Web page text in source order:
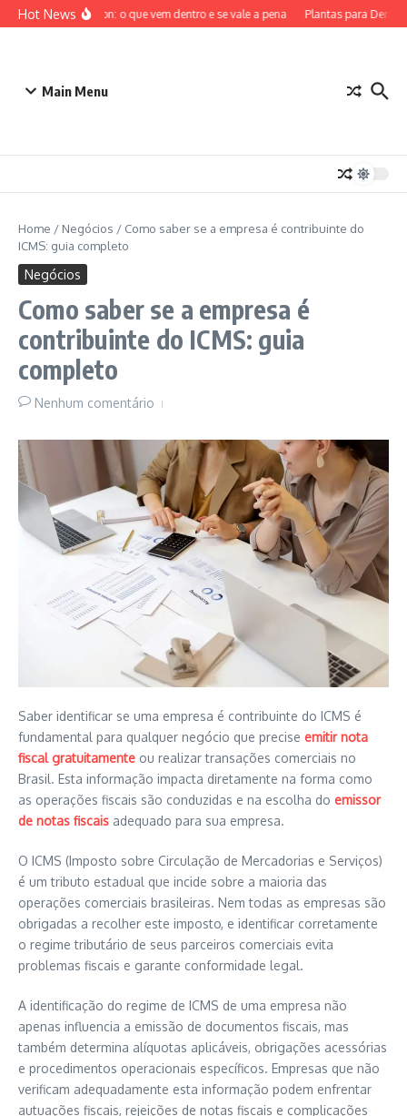
Ir para o conteúdo
Hot News
ETB Pokémon: o que vem dentro e se vale a pena Plantas para Dentro
Main Menu
Home / Negócios / Como saber se a empresa é contribuinte do
ICMS: guia completo
Negócios
Como saber se a empresa é
contribuinte do ICMS: guia
completo
Nenhum comentário
Saber identificar se uma empresa é contribuinte do ICMS é
fundamental para qualquer negócio que precise emitir nota
fiscal gratuitamente ou realizar transações comerciais no
Brasil. Esta informação impacta diretamente na forma como
as operações fiscais são conduzidas e na escolha do emissor
de notas fiscais adequado para sua empresa.
O ICMS (Imposto sobre Circulação de Mercadorias e Serviços)
é um tributo estadual que incide sobre a maioria das
operações comerciais brasileiras. Nem todas as empresas são
obrigadas a recolher este imposto, e identificar corretamente
o regime tributário de seus parceiros comerciais evita
problemas fiscais e garante conformidade legal.
A identificação do regime de ICMS de uma empresa não
apenas influencia a emissão de documentos fiscais, mas
também determina alíquotas aplicáveis, obrigações acessórias
e procedimentos operacionais específicos. Empresas que não
verificam adequadamente esta informação podem enfrentar
autuações fiscais, rejeições de notas fiscais e complicações